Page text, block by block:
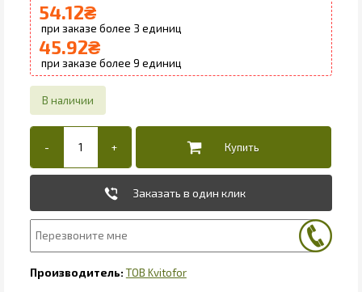
54.12₴
3
45.92₴
9
Заказать в один клик
ТОВ Kvitofor